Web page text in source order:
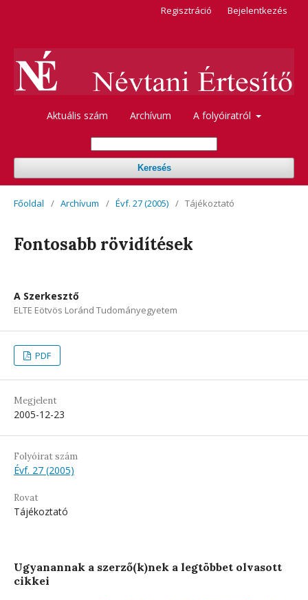
Aktuális szám Archívum A folyóiratról
Keresés
Regisztráció Bejelentkezés
Főoldal / Archívum / Évf. 27 (2005) / Tájékoztató
Fontosabb rövidítések
A Szerkesztő
ELTE Eötvös Loránd Tudományegyetem
PDF
Megjelent
2005-12-23
Folyóirat szám
Évf. 27 (2005)
Rovat
Tájékoztató
Ugyanannak a szerző(k)nek a legtöbbet olvasott
cikkei